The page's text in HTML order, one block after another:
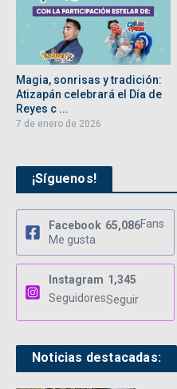
Magia, sonrisas y tradición:
Atizapán celebrará el Día de
Reyes c ...
7 de enero de 2026
¡Síguenos!
Facebook 65,086Fans
Me gusta
Instagram 1,345
SeguidoresSeguir
Noticias destacadas: